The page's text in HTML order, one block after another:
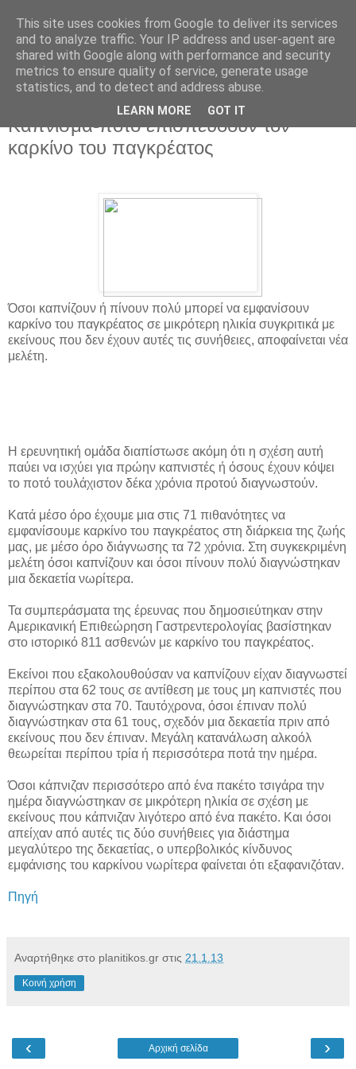
Κάπνισμα-ποτό επισπεύδουν τον
καρκίνο του παγκρέατος
Όσοι καπνίζουν ή πίνουν πολύ μπορεί να εμφανίσουν
καρκίνο του παγκρέατος σε μικρότερη ηλικία συγκριτικά με
εκείνους που δεν έχουν αυτές τις συνήθειες, αποφαίνεται νέα
μελέτη.
Η ερευνητική ομάδα διαπίστωσε ακόμη ότι η σχέση αυτή
παύει να ισχύει για πρώην καπνιστές ή όσους έχουν κόψει
το ποτό τουλάχιστον δέκα χρόνια προτού διαγνωστούν.
Κατά μέσο όρο έχουμε μια στις 71 πιθανότητες να
εμφανίσουμε καρκίνο του παγκρέατος στη διάρκεια της ζωής
μας, με μέσο όρο διάγνωσης τα 72 χρόνια. Στη συγκεκριμένη
μελέτη όσοι καπνίζουν και όσοι πίνουν πολύ διαγνώστηκαν
μια δεκαετία νωρίτερα.
Τα συμπεράσματα της έρευνας που δημοσιεύτηκαν στην
Αμερικανική Επιθεώρηση Γαστρεντερολογίας βασίστηκαν
στο ιστορικό 811 ασθενών με καρκίνο του παγκρέατος.
Εκείνοι που εξακολουθούσαν να καπνίζουν είχαν διαγνωστεί
περίπου στα 62 τους σε αντίθεση με τους μη καπνιστές που
διαγνώστηκαν στα 70. Ταυτόχρονα, όσοι έπιναν πολύ
διαγνώστηκαν στα 61 τους, σχεδόν μια δεκαετία πριν από
εκείνους που δεν έπιναν. Μεγάλη κατανάλωση αλκοόλ
θεωρείται περίπου τρία ή περισσότερα ποτά την ημέρα.
Όσοι κάπνιζαν περισσότερο από ένα πακέτο τσιγάρα την
ημέρα διαγνώστηκαν σε μικρότερη ηλικία σε σχέση με
εκείνους που κάπνιζαν λιγότερο από ένα πακέτο. Και όσοι
απείχαν από αυτές τις δύο συνήθειες για διάστημα
μεγαλύτερο της δεκαετίας, ο υπερβολικός κίνδυνος
εμφάνισης του καρκίνου νωρίτερα φαίνεται ότι εξαφανιζόταν.
Πηγή
Αναρτήθηκε στο planitikos.gr στις 21.1.13
Κοινή χρήση
‹ ›
Αρχική σελίδα
This site uses cookies from Google to deliver its services
and to analyze traffic. Your IP address and user-agent are
shared with Google along with performance and security
metrics to ensure quality of service, generate usage
statistics, and to detect and address abuse.
LEARN MORE GOT IT